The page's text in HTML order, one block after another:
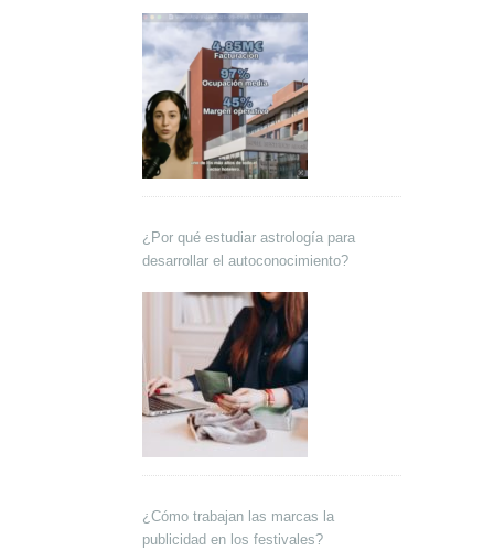
¿Por qué estudiar astrología para
desarrollar el autoconocimiento?
¿Cómo trabajan las marcas la
publicidad en los festivales?